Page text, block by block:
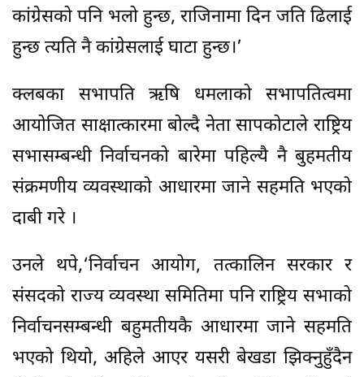
कांग्रेसको पनि भलो हुन्छ, राजिनामा दिन जति ढिलाई
हुन्छ त्यति नै कांग्रेसलाई घाटा हुन्छ।’
क्लबका सभापति ऋषि धमलाको सभापतित्वमा
आयोजित साक्षात्कारमा बोल्दै नेता सापकोटाले राष्ट्रिय
सभासम्बन्धी निर्वाचनको बारेमा पहिल्यै नै बुहमतीय
संक्रमणीय व्यवस्थाको आधारमा जाने सहमति भएको
दाबी गरे ।
उनले थपे,‘निर्वाचन आयोग, तत्कालिन सरकार र
संसदको राज्य व्यवस्था समितिमा पनि राष्ट्रिय सभाको
निर्वाचनसम्बन्धी बहुमतीयकै आधारमा जाने सहमति
भएको थियो, अहिले आएर यसरी बेखडा झिक्नुहुँदैन